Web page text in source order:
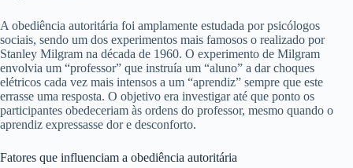
A obediência autoritária foi amplamente estudada por psicólogos
sociais, sendo um dos experimentos mais famosos o realizado por
Stanley Milgram na década de 1960. O experimento de Milgram
envolvia um “professor” que instruía um “aluno” a dar choques
elétricos cada vez mais intensos a um “aprendiz” sempre que este
errasse uma resposta. O objetivo era investigar até que ponto os
participantes obedeceriam às ordens do professor, mesmo quando o
aprendiz expressasse dor e desconforto.
Fatores que influenciam a obediência autoritária